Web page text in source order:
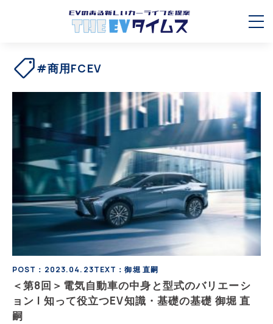
#商用FCEV
POST：2023.04.23TEXT：御堀 直嗣
＜第8回＞電気自動車の中身と型式のバリエーシ
ョン | 知って役立つEV知識・基礎の基礎 御堀 直
嗣